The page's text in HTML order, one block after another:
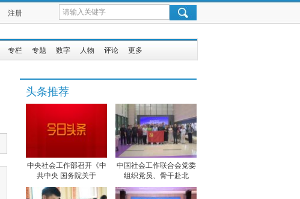
注册
专栏 专题 数字 人物 评论 更多
头条推荐
中央社会工作部召开《中
共中央 国务院关于
中国社会工作联合会党委
组织党员、骨干赴北